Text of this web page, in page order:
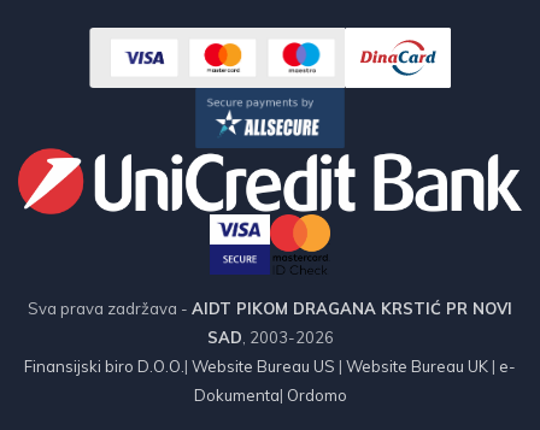
Sva prava zadržava - AIDT PIKOM DRAGANA KRSTIĆ PR NOVI
SAD , 2003-2026
Finansijski biro D.O.O. | Website Bureau US | Website Bureau UK | e-
Dokumenta| Ordomo